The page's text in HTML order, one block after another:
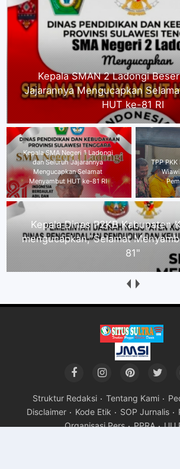
Kepala SMA Negeri 1 Ladongi
Jajarannya Mengucapkan
HUT ke-81 RI
TPP PKK Koltim Kunjungi KWT
Wiawia Sebagai Bagian
Pembinaan Program
Kepala
Direktur Kolaka Media Institute
Intimidasi Wartawan
Proses Hukum
Struktur Redaksi Tentang Kami
Disclaimer
Kode Etik SOP Jurnalis
Organisasi Pers
PPRA UU